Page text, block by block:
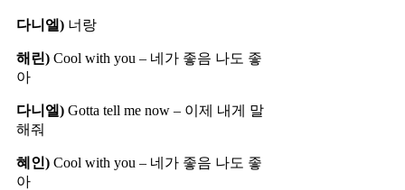
다니엘) 너랑
해린) Cool with you – 네가 좋음 나도 좋
아
다니엘) Gotta tell me now – 이제 내게 말
해줘
혜인) Cool with you – 네가 좋음 나도 좋
아